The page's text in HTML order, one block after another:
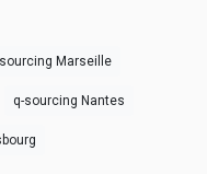
Marseille
q-sourcing Nantes